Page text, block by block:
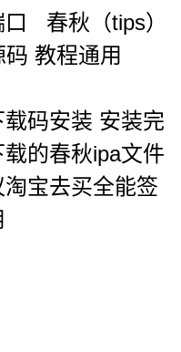
口 春秋（tips）
教程通用
码安装 安装完
的春秋ipa文件
宝去买全能签